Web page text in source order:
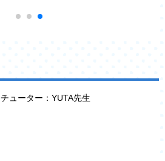
チューター：YUTA先生